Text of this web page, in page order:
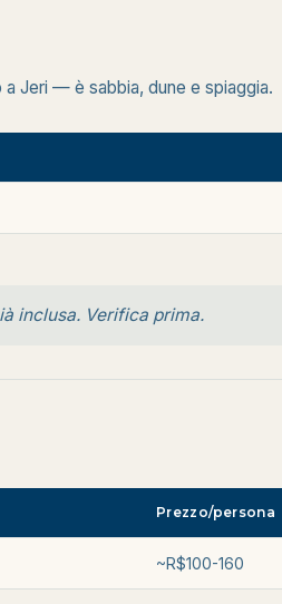
Jeri — è sabbia, dune e spiaggia.
inclusa. Verifica prima.
Prezzo/persona
~R$100-160